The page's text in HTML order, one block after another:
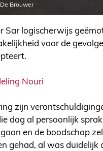
Brouwer
Sar logischerwijs
voor de
Nouri
zijn
dag al persoonlijk
en de boodschap
gehad, al was duidelijk